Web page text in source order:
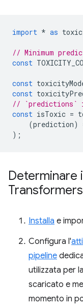
import * as
// Minimum
const
const
const
// `predictions`
const isToxic =
(prediction)
);
Determinare
Transformers
Installa e
Configura l'
pipeline
utilizzata per
scaricato e
momento in